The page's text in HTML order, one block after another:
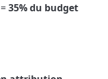
35% du budget